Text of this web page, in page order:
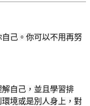
己。你可以不用再努
自己，並且學習排
境或是別人身上，對